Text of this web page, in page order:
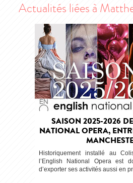
Actualités liées à
SAISON 2025-2026
NATIONAL OPERA,
Historiquement installé au
l’English National Opera est
d’exporter ses activités aussi en